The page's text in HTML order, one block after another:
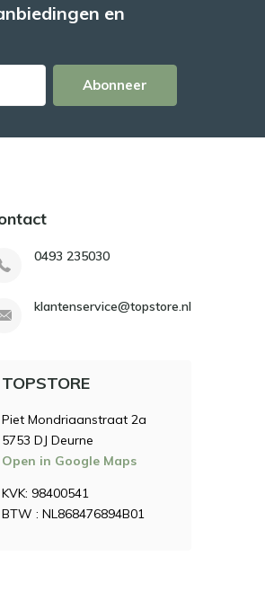
en
Abonneer
0493 235030
klantenservice@topstore.nl
TOPSTORE
Piet Mondriaanstraat 2a
5753 DJ Deurne
Open in Google Maps
KVK: 98400541
BTW : NL868476894B01